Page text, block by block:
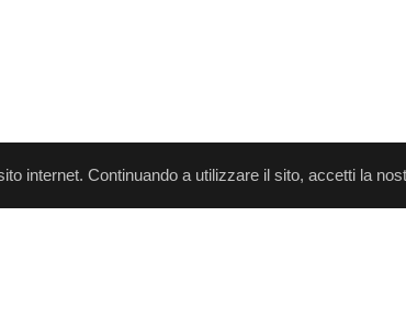
internet. Continuando a utilizzare il sito, accetti la